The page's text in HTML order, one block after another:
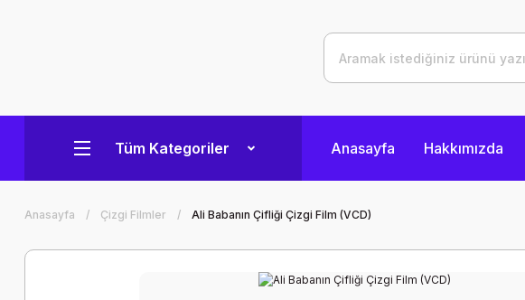
Tüm Kategoriler Anasayfa Hakkımızda
Anasayfa Çizgi Filmler Ali Babanın Çifliği Çizgi Film (VCD)